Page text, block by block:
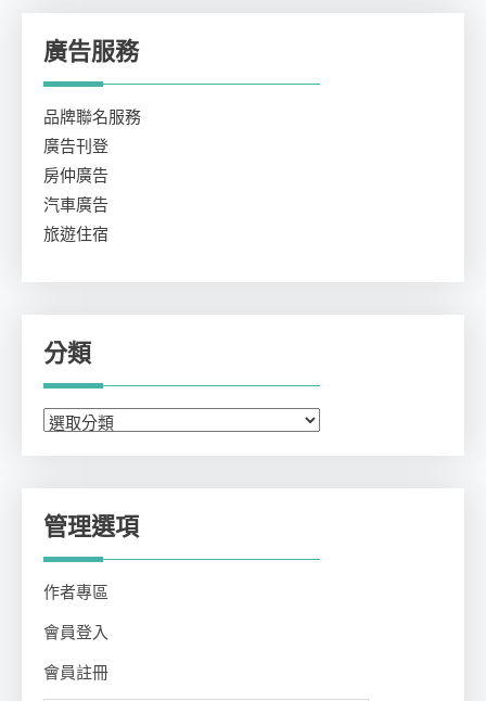
廣告服務
品牌聯名服務
廣告刊登
房仲廣告
汽車廣告
旅遊住宿
分類
分
管理選項
作者專區
會員登入
會員註冊